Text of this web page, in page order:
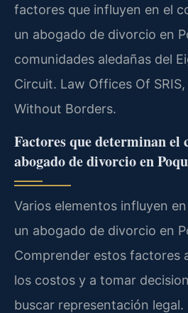
factores que influyen en el
un abogado de divorcio en
comunidades aledañas del
Circuit. Law Offices Of
Without Borders.
Factores que determinan el
abogado de divorcio en
Varios elementos influyen
un abogado de divorcio en
Comprender estos factores
los costos y a tomar
buscar representación legal.